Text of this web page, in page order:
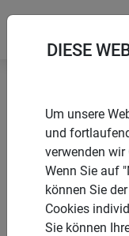
Startseite
COOL
PRODUKTE
DIESE
Um unsere
und
verwenden wir
Wenn Sie auf
können Sie
Cookies
Sie können